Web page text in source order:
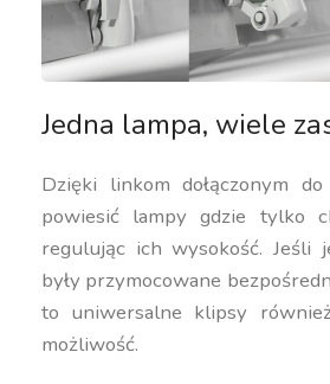
Jedna lampa, wiele
Dzięki linkom dołączonym
powiesić lampy gdzie tylko
regulując ich wysokość. Jeśli
były przymocowane
to uniwersalne klipsy
możliwość.